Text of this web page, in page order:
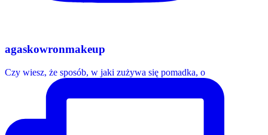
agaskowronmakeup
Czy wiesz, że sposób, w jaki zużywa się pomadka, o